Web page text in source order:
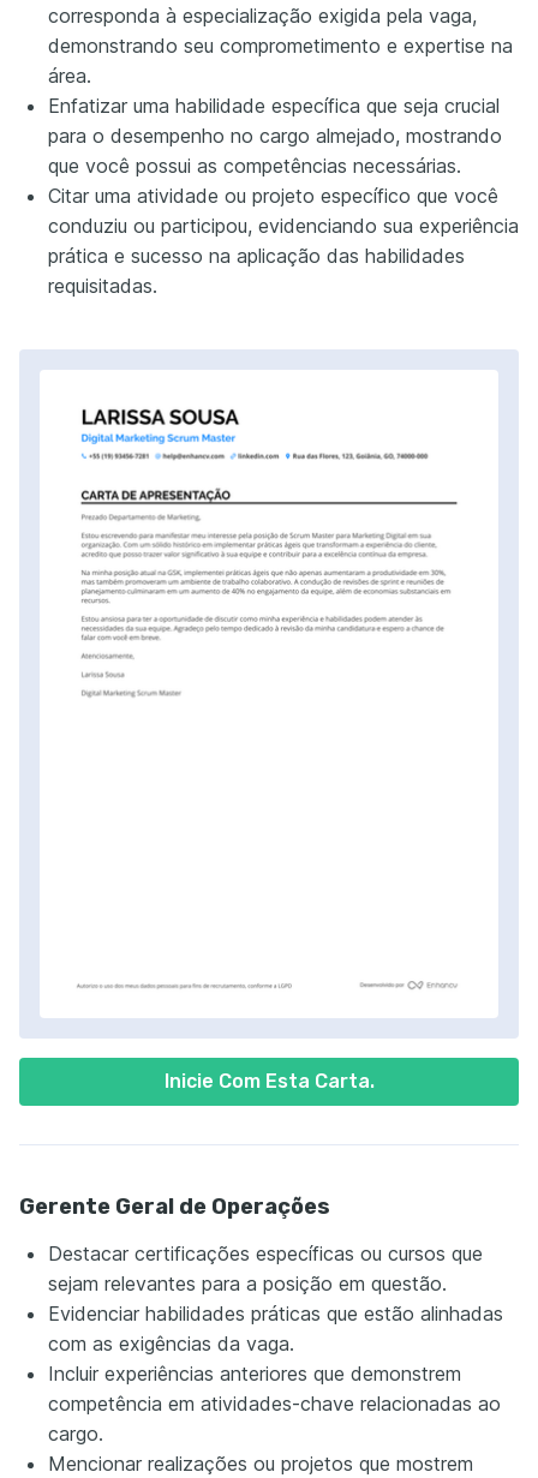
Inicie Com Esta Carta.
corresponda à especialização exigida pela vaga,
demonstrando seu comprometimento e expertise na
área.
Enfatizar uma habilidade específica que seja crucial
para o desempenho no cargo almejado, mostrando
que você possui as competências necessárias.
Citar uma atividade ou projeto específico que você
conduziu ou participou, evidenciando sua experiência
prática e sucesso na aplicação das habilidades
requisitadas.
Gerente Geral de Operações
Destacar certificações específicas ou cursos que
sejam relevantes para a posição em questão.
Evidenciar habilidades práticas que estão alinhadas
com as exigências da vaga.
Incluir experiências anteriores que demonstrem
competência em atividades-chave relacionadas ao
cargo.
Mencionar realizações ou projetos que mostrem